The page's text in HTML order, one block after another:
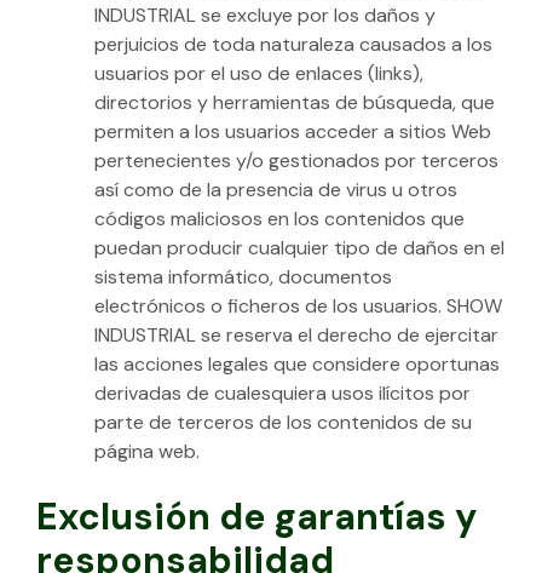
INDUSTRIAL se excluye por los daños y
perjuicios de toda naturaleza causados a los
usuarios por el uso de enlaces (links),
directorios y herramientas de búsqueda, que
permiten a los usuarios acceder a sitios Web
pertenecientes y/o gestionados por terceros
así como de la presencia de virus u otros
códigos maliciosos en los contenidos que
puedan producir cualquier tipo de daños en el
sistema informático, documentos
electrónicos o ficheros de los usuarios. SHOW
INDUSTRIAL se reserva el derecho de ejercitar
las acciones legales que considere oportunas
derivadas de cualesquiera usos ilícitos por
parte de terceros de los contenidos de su
página web.
Exclusión de garantías y
responsabilidad